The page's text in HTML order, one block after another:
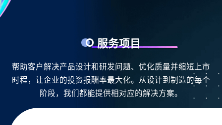
服务项目
帮助客户解决产品设计和研发问题、优化质量并缩短上市
时程，让企业的投资报酬率最大化。从设计到制造的每个
阶段，我们都能提供相对应的解决方案。